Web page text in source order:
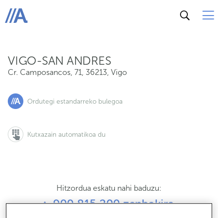
ABANCA
VIGO-SAN ANDRES
Cr. Camposancos, 71, 36213, Vigo
Ordutegi estandarreko bulegoa
Kutxazain automatikoa du
Hitzordua eskatu nahi baduzu:
900 815 200 zenbakira
Cr. Camposancos, 71, 36213, Vigo